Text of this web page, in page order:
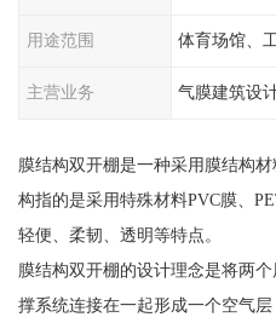
用途范围 体育场馆、
主营业务 气膜建筑设
膜结构双开棚是一种采用膜结构
构指的是采用特殊材料PVC膜、
轻便、柔韧、透明等特点。
膜结构双开棚的设计理念是将两
撑系统连接在一起形成一个空气层